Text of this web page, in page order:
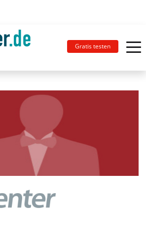
Gratis testen